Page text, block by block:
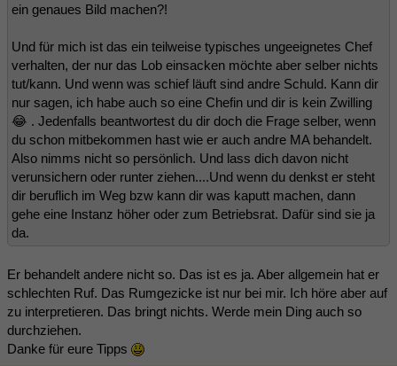
ein genaues Bild machen?!
Und für mich ist das ein teilweise typisches ungeeignetes Chef
verhalten, der nur das Lob einsacken möchte aber selber nichts
tut/kann. Und wenn was schief läuft sind andre Schuld. Kann dir
nur sagen, ich habe auch so eine Chefin und dir is kein Zwilling
😂 . Jedenfalls beantwortest du dir doch die Frage selber, wenn
du schon mitbekommen hast wie er auch andre MA behandelt.
Also nimms nicht so persönlich. Und lass dich davon nicht
verunsichern oder runter ziehen....Und wenn du denkst er steht
dir beruflich im Weg bzw kann dir was kaputt machen, dann
gehe eine Instanz höher oder zum Betriebsrat. Dafür sind sie ja
da.
Er behandelt andere nicht so. Das ist es ja. Aber allgemein hat er
schlechten Ruf. Das Rumgezicke ist nur bei mir. Ich höre aber auf
zu interpretieren. Das bringt nichts. Werde mein Ding auch so
durchziehen.
Danke für eure Tipps